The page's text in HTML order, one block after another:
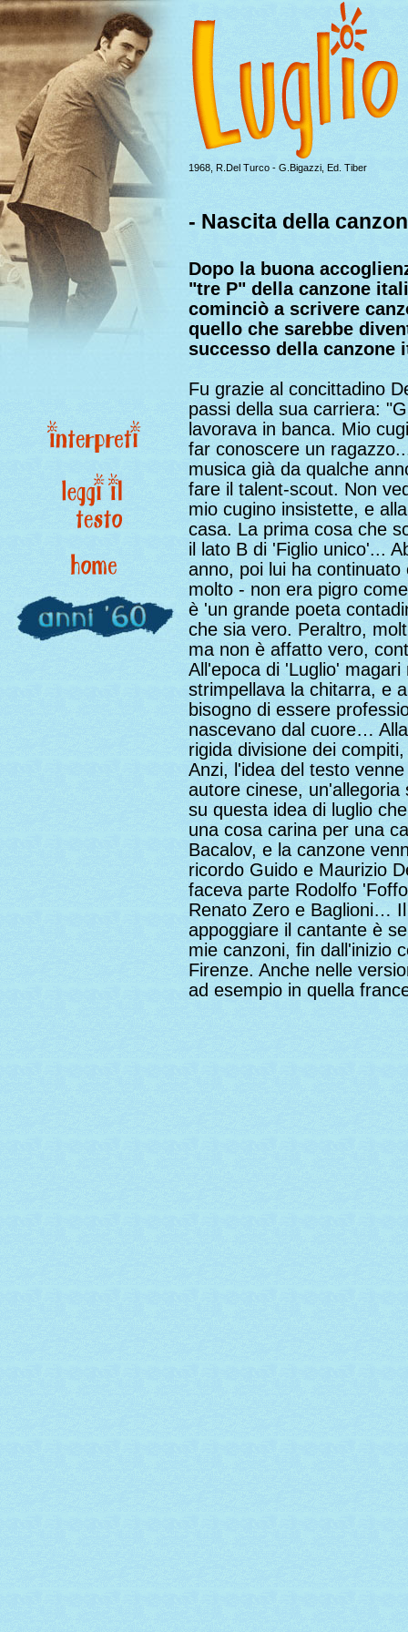
1968, R.Del Turco - G.Bigazzi, Ed. Tiber
- Nascita della
Dopo la buona
"tre P" della canzone
cominciò a scrivere
quello che sarebbe
successo della canzone
Fu grazie al concittadino
passi della sua carriera:
lavorava in banca. Mio
far conoscere un
musica già da qualche
fare il talent-scout. Non
mio cugino insistette, e
casa. La prima cosa che
il lato B di 'Figlio unico'...
anno, poi lui ha
molto - non era pigro
è 'un grande poeta
che sia vero. Peraltro,
ma non è affatto vero,
All'epoca di 'Luglio'
strimpellava la chitarra, e
bisogno di essere
nascevano dal cuore…
rigida divisione dei
Anzi, l'idea del testo
autore cinese,
su questa idea di luglio
una cosa carina per una
Bacalov, e la canzone
ricordo Guido e Maurizio
faceva parte Rodolfo
Renato Zero e Baglioni…
appoggiare il cantante è
mie canzoni, fin dall'inizio
Firenze. Anche nelle
ad esempio in quella